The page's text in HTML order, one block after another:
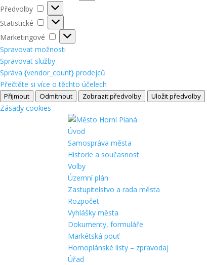
Předvolby
Předvolby
Statistické
Statistické
Marketingové
Marketingové
Spravovat možnosti
Spravovat služby
Správa {vendor_count} prodejců
Přečtěte si více o těchto účelech
Přijmout Odmítnout Zobrazit předvolby Uložit předvolby
Zásady cookies
Úvod
Samospráva města
Historie a současnost
Volby
Územní plán
Zastupitelstvo a rada města
Rozpočet
Vyhlášky města
Dokumenty, formuláře
Markétská pouť
Hornoplánské listy – zpravodaj
Úřad